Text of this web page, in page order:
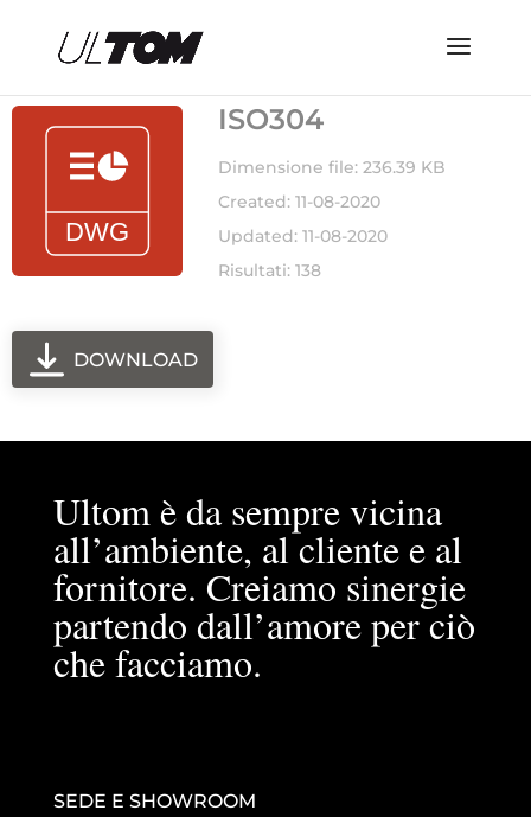
ISO304
Dimensione file: 236.39 KB
Created: 11-08-2020
Updated: 11-08-2020
Risultati: 138
DOWNLOAD
Ultom è da sempre vicina
all’ambiente, al cliente e al
fornitore. Creiamo sinergie
partendo dall’amore per ciò
che facciamo.
SEDE E SHOWROOM